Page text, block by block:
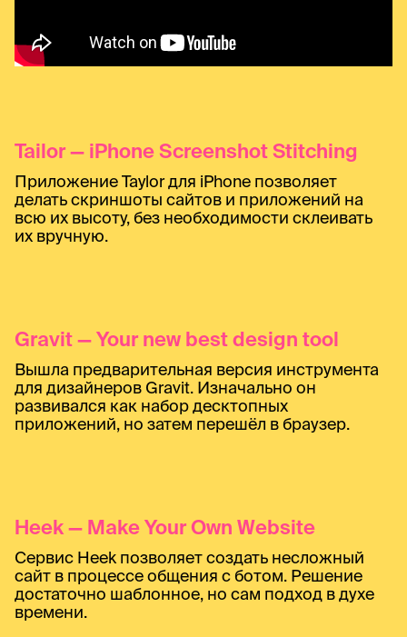
Tailor — iPhone Screenshot Stitching
Приложение Taylor для iPhone позволяет
делать скриншоты сайтов и приложений на
всю их высоту, без необходимости склеивать
их вручную.
Gravit — Your new best design tool
Вышла предварительная версия инструмента
для дизайнеров Gravit. Изначально он
развивался как набор десктопных
приложений, но затем перешёл в браузер.
Heek — Make Your Own Website
Сервис Heek позволяет создать несложный
сайт в процессе общения с ботом. Решение
достаточно шаблонное, но сам подход в духе
времени.